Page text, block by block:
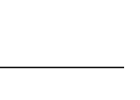
Kata Sambo,